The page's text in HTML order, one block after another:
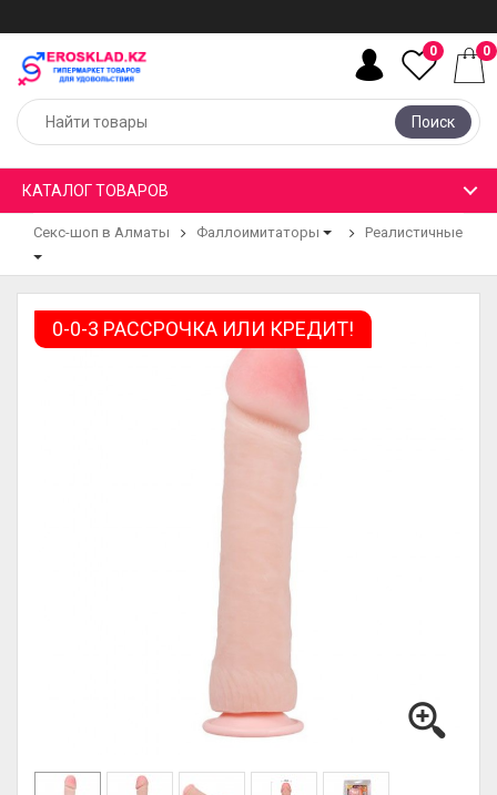
Поиск
0 0
КАТАЛОГ ТОВАРОВ
Секс-шоп в Алматы Фаллоимитаторы Реалистичные
0-0-3 РАССРОЧКА ИЛИ КРЕДИТ!